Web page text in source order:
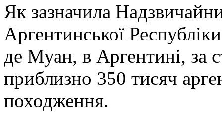
Як зазначила
Аргентинської
де Муан, в Аргентині, за
приблизно 350 тисяч
походження.